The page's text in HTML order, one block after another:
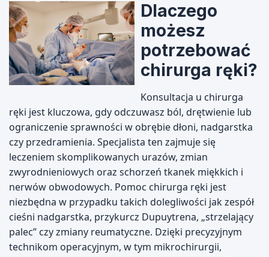
Dlaczego
możesz
potrzebować
chirurga ręki?
Konsultacja u chirurga
ręki jest kluczowa, gdy odczuwasz ból, drętwienie lub
ograniczenie sprawności w obrębie dłoni, nadgarstka
czy przedramienia. Specjalista ten zajmuje się
leczeniem skomplikowanych urazów, zmian
zwyrodnieniowych oraz schorzeń tkanek miękkich i
nerwów obwodowych. Pomoc chirurga ręki jest
niezbędna w przypadku takich dolegliwości jak zespół
cieśni nadgarstka, przykurcz Dupuytrena, „strzelający
palec” czy zmiany reumatyczne. Dzięki precyzyjnym
technikom operacyjnym, w tym mikrochirurgii,